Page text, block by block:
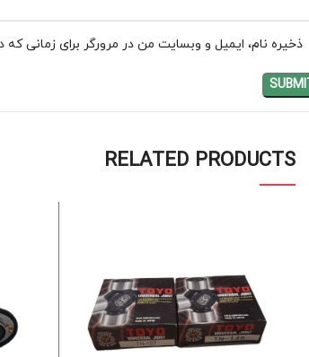
ذخیره نام، ایمیل و وبسایت من در مرورگر برای زمانی
RELATED PRODUCTS